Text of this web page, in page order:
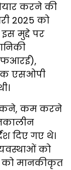
करने की
2025 को
मुद्दे पर
एसओपी
कम करने
दिए गए थे।
को
मानकीकृत